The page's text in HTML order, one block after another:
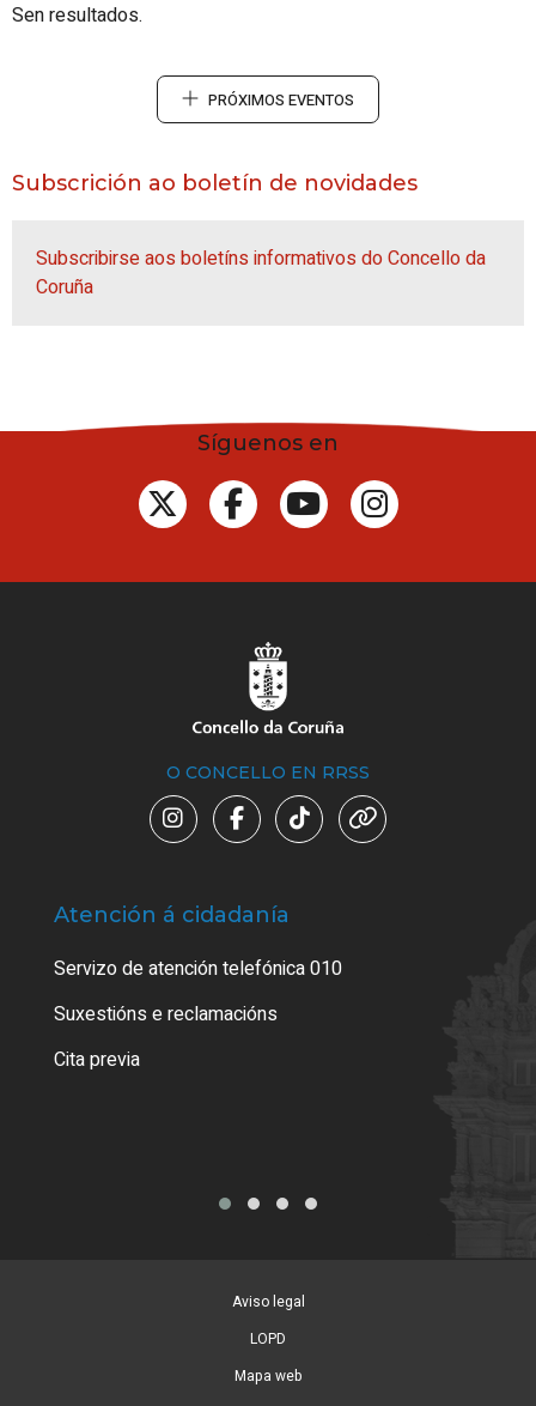
Sen resultados.
PRÓXIMOS EVENTOS
Subscrición ao boletín de novidades
Subscribirse aos boletíns informativos do Concello da
Coruña
Síguenos en
O CONCELLO EN RRSS
Atención á cidadanía
Servizo de atención telefónica 010
Suxestións e reclamacións
Cita previa
Aviso legal
LOPD
Mapa web